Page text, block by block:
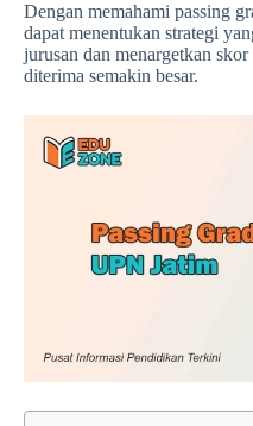
Dengan memahami passing
dapat menentukan strategi
jurusan dan menargetkan
diterima semakin besar.